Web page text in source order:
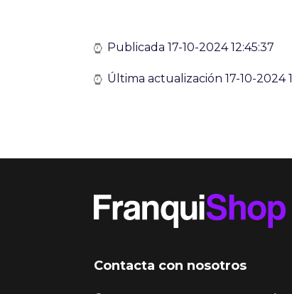
Publicada 17-10-2024 12:45:37
Última actualización 17-10-2024
Contacta con nosotros